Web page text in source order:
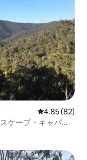
レビュー82
4.85 (82)
ケープ・キャパテ